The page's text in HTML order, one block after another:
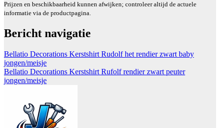
Prijzen en beschikbaarheid kunnen afwijken; controleer altijd de actuele
informatie via de productpagina.
Bericht navigatie
Bellatio Decorations Kerstshirt Rudolf het rendier zwart baby
jongen/meisje
Bellatio Decorations Kerstshirt Rufolf rendier zwart peuter
jongen/meisje